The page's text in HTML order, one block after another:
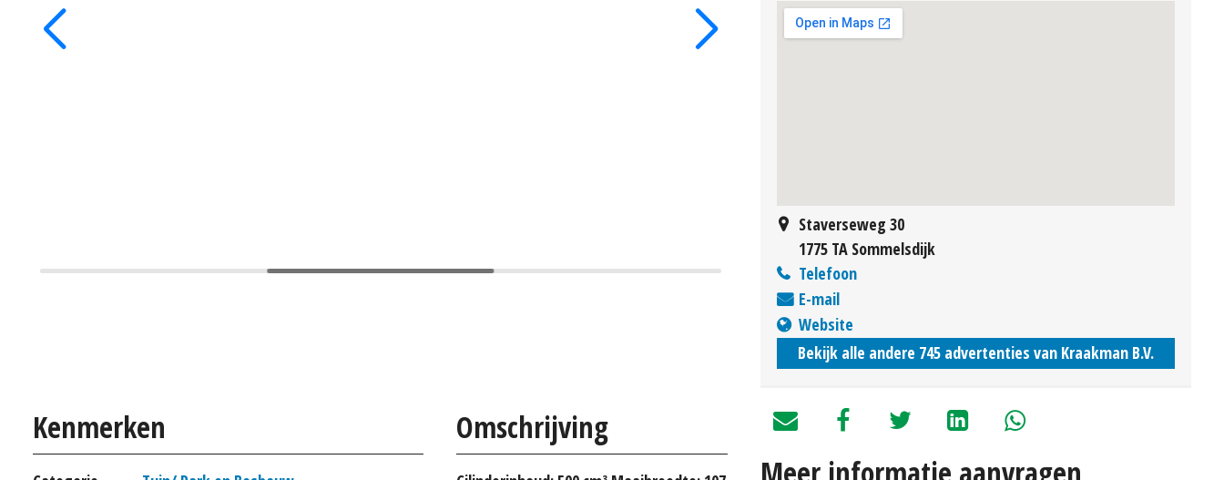
Kenmerken Omschrijving
Staverseweg 30
1775 TA Sommelsdijk
Telefoon
E-mail
Website
Bekijk alle andere 745 advertenties van Kraakman B.V.
Meer informatie aanvragen